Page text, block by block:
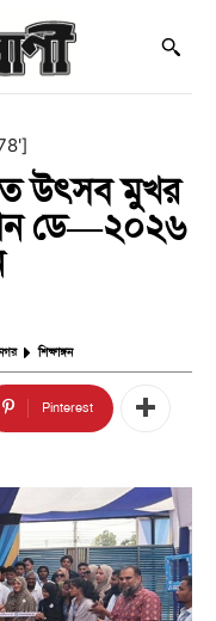
উৎসব মুখর
ডে—২০২৬
শিক্ষাঙ্গন
Pinterest